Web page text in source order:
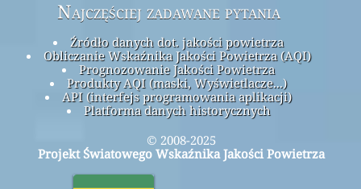
Najczęściej zadawane pytania
Źródło danych dot. jakości powietrza
Obliczanie Wskaźnika Jakości Powietrza (AQI)
Prognozowanie Jakości Powietrza
Produkty AQI (maski, Wyświetlacze...)
API (interfejs programowania aplikacji)
Platforma danych historycznych
© 2008-2025
Projekt Światowego Wskaźnika Jakości Powietrza